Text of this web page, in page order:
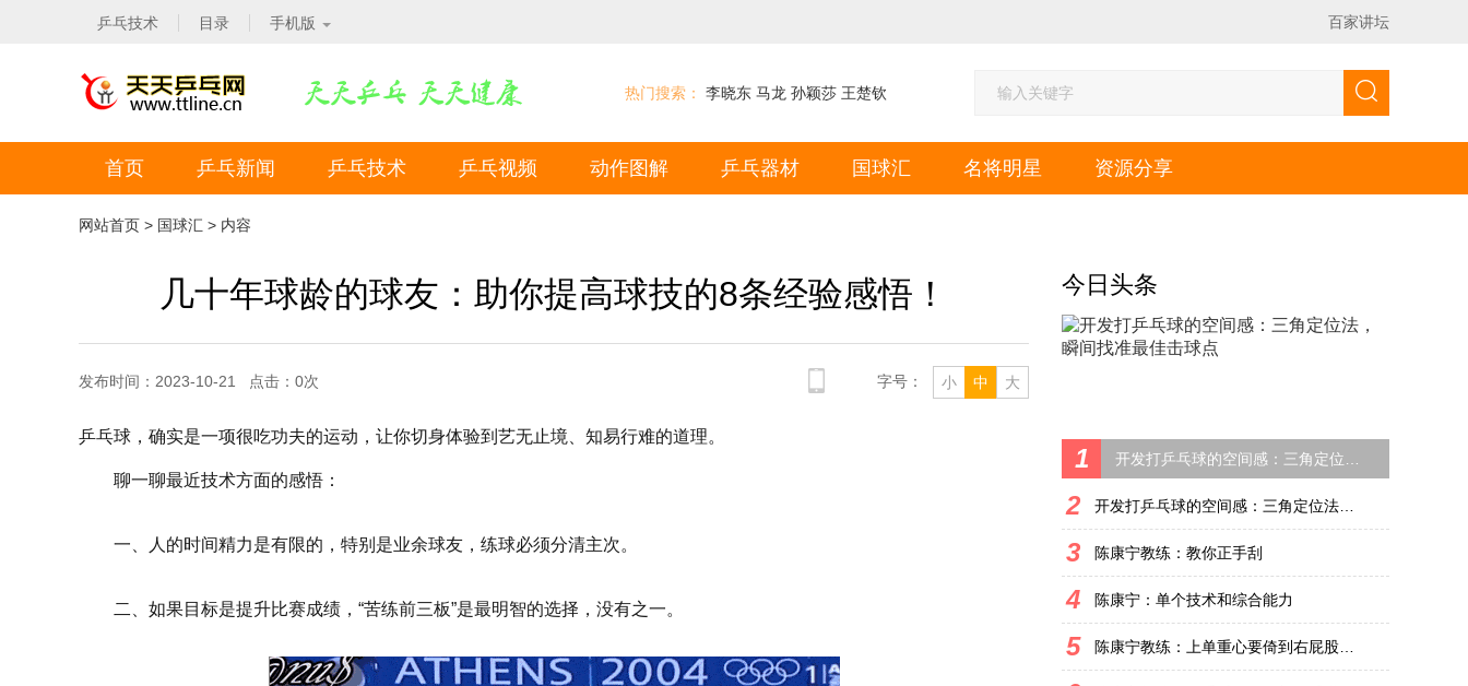
乒乓技术 目录 手机版 百家讲坛
热门搜索： 李晓东 马龙 孙颖莎 王楚钦
首页 乒乓新闻 乒乓技术 乒乓视频 动作图解 乒乓器材 国球汇 名将明星 资源分享
网站首页 > 国球汇 > 内容
几十年球龄的球友：助你提高球技的8条经验感悟！
发布时间：2023-10-21 点击： 0次 小 中 大
字号：
乒乓球，确实是一项很吃功夫的运动，让你切身体验到艺无止境、知易行难的道理。
聊一聊最近技术方面的感悟：
一、人的时间精力是有限的，特别是业余球友，练球必须分清主次。
二、如果目标是提升比赛成绩，“苦练前三板”是最明智的选择，没有之一。
今日头条
1
2
3 陈康宁教练：教你正手刮
4 陈康宁：单个技术和综合能力
5